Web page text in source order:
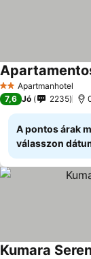
2 Kategória
Apartmanhotel
7,6 Jó 2235
A pontos árak
válasszon
Kumara